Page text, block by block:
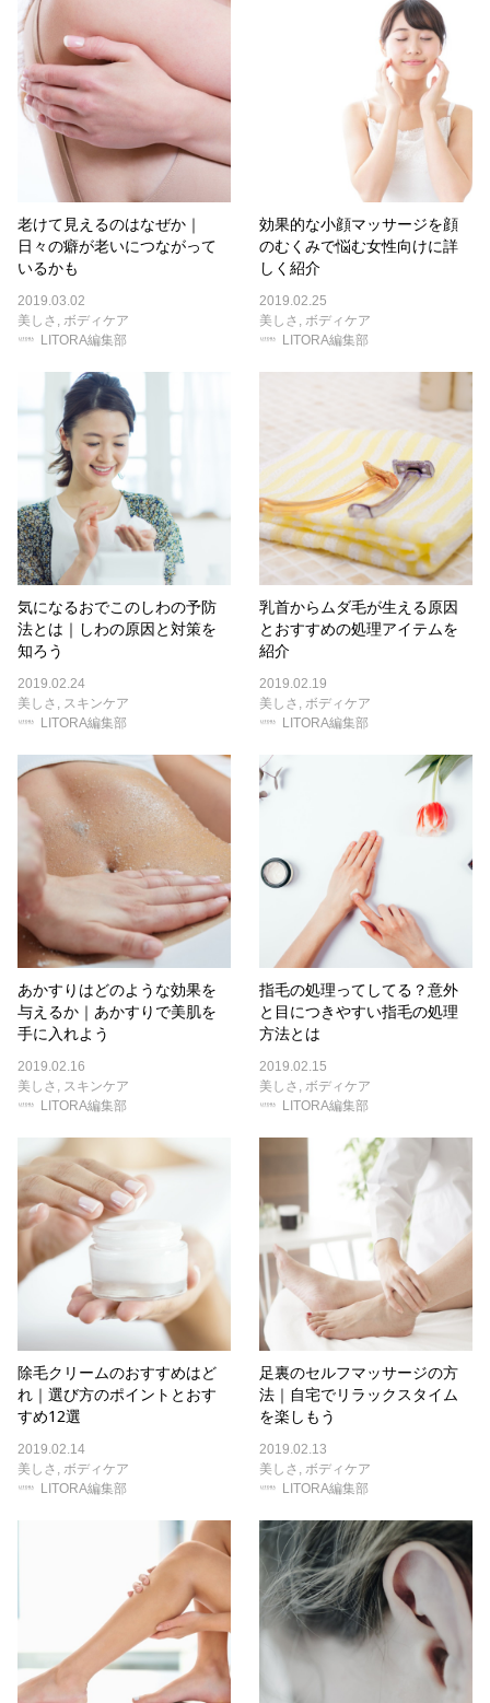
老けて見えるのはなぜか｜
日々の癖が老いにつながって
いるかも
2019.03.02
美しさ , ボディケア
LITORA編集部
効果的な小顔マッサージを顔
のむくみで悩む女性向けに詳
しく紹介
2019.02.25
美しさ , ボディケア
LITORA編集部
気になるおでこのしわの予防
法とは｜しわの原因と対策を
知ろう
2019.02.24
美しさ , スキンケア
LITORA編集部
乳首からムダ毛が生える原因
とおすすめの処理アイテムを
紹介
2019.02.19
美しさ , ボディケア
LITORA編集部
あかすりはどのような効果を
与えるか｜あかすりで美肌を
手に入れよう
2019.02.16
美しさ , スキンケア
LITORA編集部
指毛の処理ってしてる？意外
と目につきやすい指毛の処理
方法とは
2019.02.15
美しさ , ボディケア
LITORA編集部
除毛クリームのおすすめはど
れ｜選び方のポイントとおす
すめ12選
2019.02.14
美しさ , ボディケア
LITORA編集部
足裏のセルフマッサージの方
法｜自宅でリラックスタイム
を楽しもう
2019.02.13
美しさ , ボディケア
LITORA編集部